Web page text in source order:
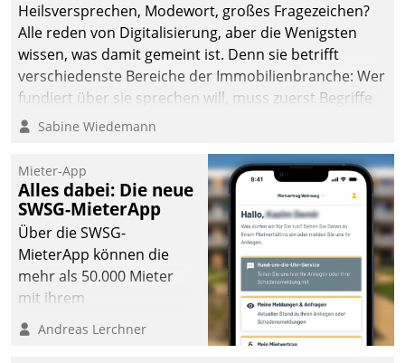
Heilsversprechen, Modewort, großes Fragezeichen?
Alle reden von Digitalisierung, aber die Wenigsten
wissen, was damit gemeint ist. Denn sie betrifft
verschiedenste Bereiche der Immobilienbranche: Wer
fundiert über sie sprechen will, muss zuerst Begriffe
klären. Ein Aspekt ist die betriebliche Optimierung:
Einsparungen durch optimierte und automatisierte
Prozesse. Doch man darf nicht zu viel erwarten: Allein
mit der Einführung einer neuen Software ist es nicht
getan. Die Digitalisierung erfordert von Unternehmen
die Bereitschaft, sich zu überprüfen, zu hinterfragen
und zu verändern.
Sabine Wiedemann
Mieter-App
Alles dabei: Die neue
SWSG-MieterApp
Über die SWSG-
MieterApp können die
mehr als 50.000 Mieter
mit ihrem
Wohnungsunternehmen
kommunizieren, auf dem
Andreas Lerchner